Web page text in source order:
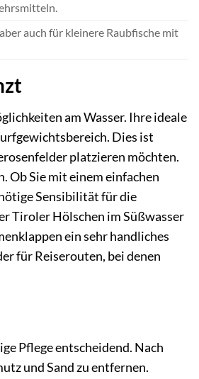
auch für kleinere Raubfische mit
am Wasser. Ihre ideale
Dies ist
platzieren möchten.
Ob Sie mit einem einfachen
Sensibilität für die
Tiroler Hölschen im Süßwasser
ein sehr handliches
für Reiserouten, bei denen
Pflege entscheidend. Nach
und Sand zu entfernen.